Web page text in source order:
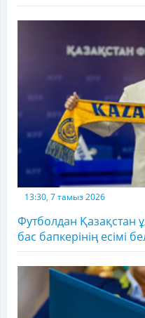
13:30, 7 тамыз 2026
Футболдан Қазақстан
бас бапкерінің есімі